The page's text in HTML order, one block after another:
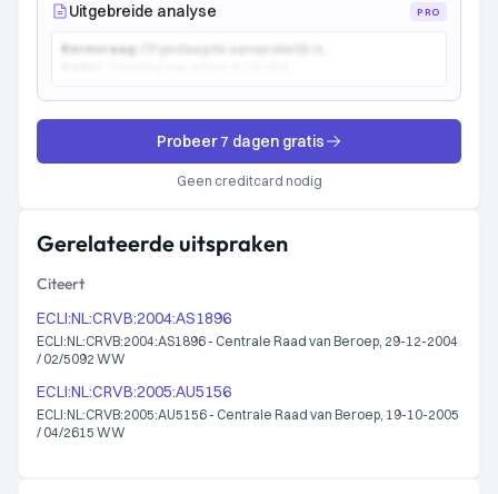
Uitgebreide analyse PRO
Kernvraag:
Probeer 7 dagen gratis
Geen creditcard nodig
Gerelateerde uitspraken
Citeert
ECLI:NL:CRVB:2004:AS1896
ECLI:NL:CRVB:2004:AS1896 - Centrale Raad van Beroep, 29-12-2004
/ 02/5092 WW
ECLI:NL:CRVB:2005:AU5156
ECLI:NL:CRVB:2005:AU5156 - Centrale Raad van Beroep, 19-10-2005
/ 04/2615 WW